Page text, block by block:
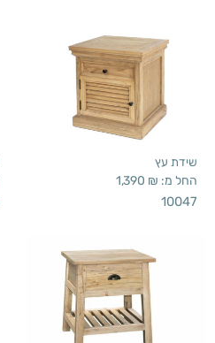
שידת עץ
החל מ: 1,390 ₪
10047